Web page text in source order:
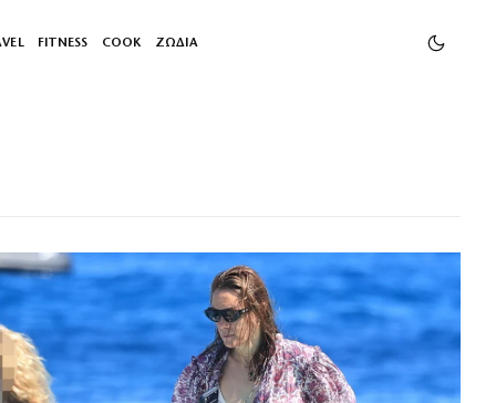
FITNESS COOK ΖΩΔΙΑ